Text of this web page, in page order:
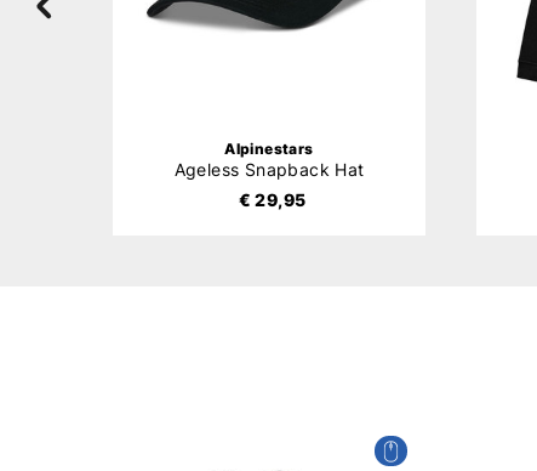
Alpinestars
Ageless Snapback Hat
€ 29,95